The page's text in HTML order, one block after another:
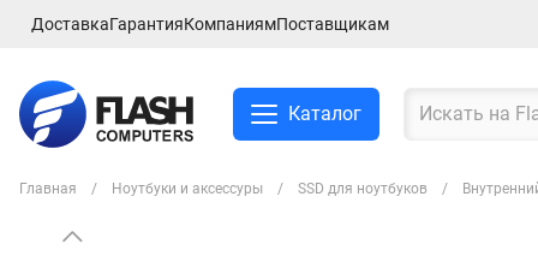
ДоставкаГарантияКомпаниямПоставщикам
Каталог
Главная Ноутбуки и аксессуры SSD для ноутбуков